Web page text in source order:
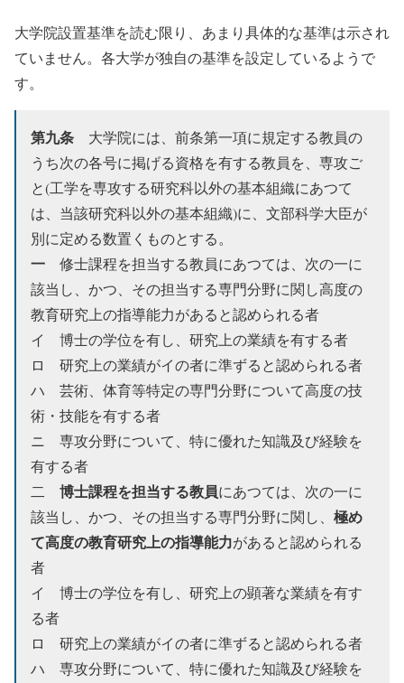
大学院設置基準を読む限り、あまり具体的な基準は示され
ていません。各大学が独自の基準を設定しているようで
す。
第九条
大学院には、前条第一項に規定する教員の
うち次の各号に掲げる資格を有する教員を、専攻ご
と(工学を専攻する研究科以外の基本組織にあつて
は、当該研究科以外の基本組織)に、文部科学大臣が
別に定める数置くものとする。
一
修士課程を担当する教員にあつては、次の一に
該当し、かつ、その担当する専門分野に関し高度の
教育研究上の指導能力があると認められる者
イ
博士の学位を有し、研究上の業績を有する者
ロ
研究上の業績がイの者に準ずると認められる者
ハ
芸術、体育等特定の専門分野について高度の技
術・技能を有する者
ニ
専攻分野について、特に優れた知識及び経験を
有する者
二
博士課程を担当する教員にあつては、次の一に
該当し、かつ、その担当する専門分野に関し、 極め
て高度の教育研究上の指導能力があると認められる
者
イ
博士の学位を有し、研究上の顕著な業績を有す
る者
ロ
研究上の業績がイの者に準ずると認められる者
ハ
専攻分野について、特に優れた知識及び経験を